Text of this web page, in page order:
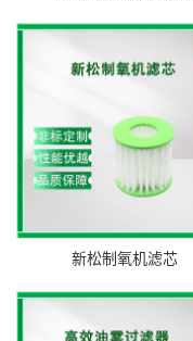
新松制氧机滤芯